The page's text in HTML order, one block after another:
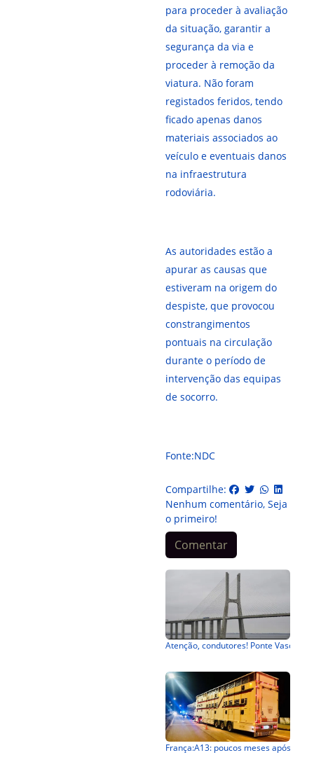
para proceder à avaliação
da situação, garantir a
segurança da via e
proceder à remoção da
viatura. Não foram
registados feridos, tendo
ficado apenas danos
materiais associados ao
veículo e eventuais danos
na infraestrutura
rodoviária.
As autoridades estão a
apurar as causas que
estiveram na origem do
despiste, que provocou
constrangimentos
pontuais na circulação
durante o período de
intervenção das equipas
de socorro.
Fonte:NDC
Compartilhe:
Nenhum comentário, Seja
o primeiro!
Comentar